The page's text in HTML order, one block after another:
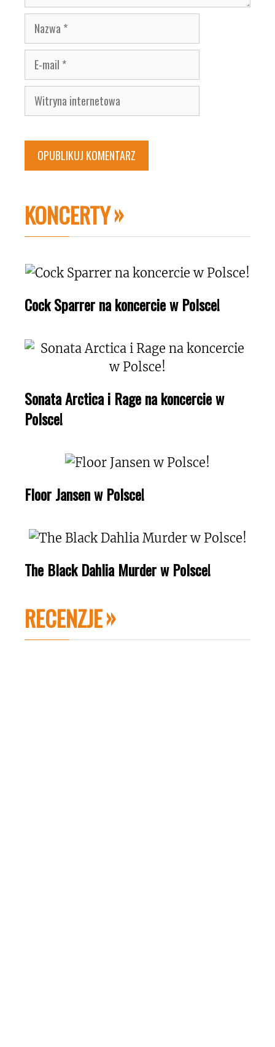
Nazwa
E-
mail
Witryna
internetowa
KONCERTY
Cock Sparrer na koncercie w Polsce!
Sonata Arctica i Rage na koncercie w
Polsce!
Floor Jansen w Polsce!
The Black Dahlia Murder w Polsce!
RECENZJE